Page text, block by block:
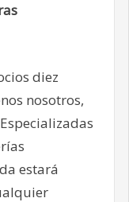
diez
nosotros,
estará